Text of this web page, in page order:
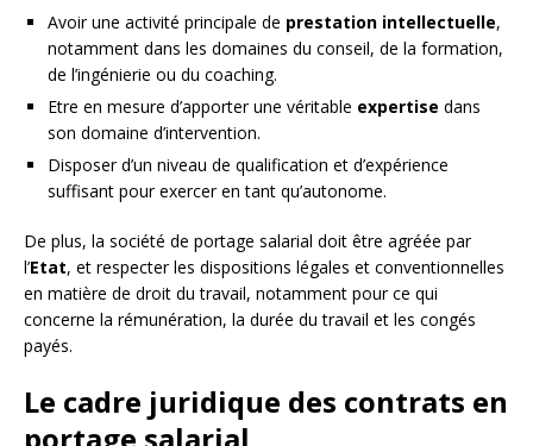
Avoir une activité principale de prestation intellectuelle,
notamment dans les domaines du conseil, de la formation,
de l’ingénierie ou du coaching.
Etre en mesure d’apporter une véritable expertise dans
son domaine d’intervention.
Disposer d’un niveau de qualification et d’expérience
suffisant pour exercer en tant qu’autonome.
De plus, la société de portage salarial doit être agréée par
l’Etat, et respecter les dispositions légales et conventionnelles
en matière de droit du travail, notamment pour ce qui
concerne la rémunération, la durée du travail et les congés
payés.
Le cadre juridique des contrats en
portage salarial